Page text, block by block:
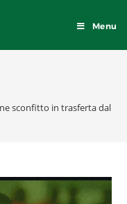
Menu
sconfitto in trasferta dal